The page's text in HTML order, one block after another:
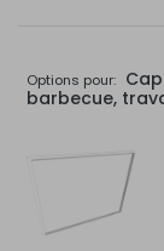
Options pour:
barbecue,